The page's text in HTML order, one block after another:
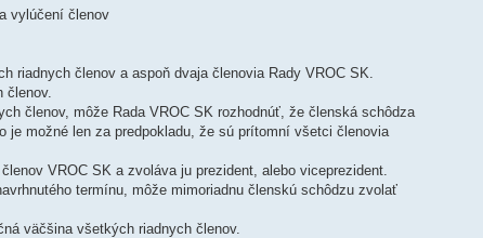
vylúčení členov
riadnych členov a aspoň dvaja členovia Rady VROC SK.
členov.
členov, môže Rada VROC SK rozhodnúť, že členská schôdza
je možné len za predpokladu, že sú prítomní všetci členovia
VROC SK a zvoláva ju prezident, alebo viceprezident.
termínu, môže mimoriadnu členskú schôdzu zvolať
väčšina všetkých riadnych členov.